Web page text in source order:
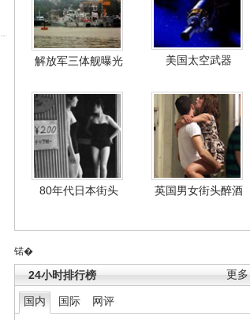
解放军三体舰曝光 美国太空武器
80年代日本街头 英国男女街头醉酒
锘�
更多
24小时排行榜
国内 国际 网评